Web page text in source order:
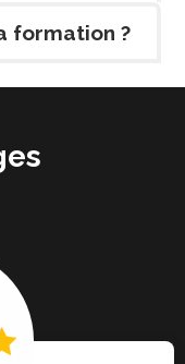
formation ?